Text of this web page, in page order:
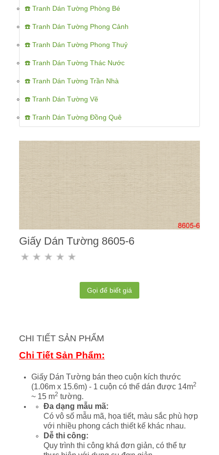
☎️ Tranh Dán Tường Phòng Bé
☎️ Tranh Dán Tường Phong Cảnh
☎️ Tranh Dán Tường Phong Thuỷ
☎️ Tranh Dán Tường Thác Nước
☎️ Tranh Dán Tường Trần Nhà
☎️ Tranh Dán Tường Vẽ
☎️ Tranh Dán Tường Đồng Quê
Giấy Dán Tường 8605-6
Gọi để biết giá
CHI TIẾT SẢN PHẨM
Chi Tiết Sản Phẩm:
Giấy Dán Tường bán theo cuộn kích thước
(1.06m x 15.6m) - 1 cuộn có thể dán được 14m2
~ 15 m2 tường.
Đa dạng mẫu mã:
Có vô số mẫu mã, họa tiết, màu sắc phù hợp
với nhiều phong cách thiết kế khác nhau.
Dễ thi công:
Quy trình thi công khá đơn giản, có thể tự